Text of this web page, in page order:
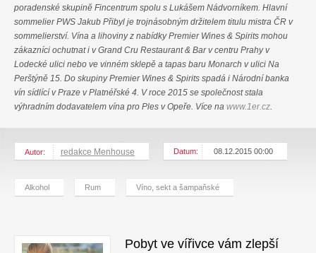
poradenské skupině Fincentrum spolu s Lukášem Nádvorníkem. Hlavní
sommelier PWS Jakub Přibyl je trojnásobným držitelem titulu mistra ČR v
sommelierství. Vína a lihoviny z nabídky Premier Wines & Spirits mohou
zákazníci ochutnat i v Grand Cru Restaurant & Bar v centru Prahy v
Lodecké ulici nebo ve vinném sklepě a tapas baru Monarch v ulici Na
Perštýně 15. Do skupiny Premier Wines & Spirits spadá i Národní banka
vín sídlící v Praze v Platnéřské 4. V roce 2015 se společnost stala
výhradním dodavatelem vína pro Ples v Opeře. Více na www.1er.cz
Autor: redakce Menhouse Datum: 08.12.2015 00:00
Alkohol Rum Víno, sekt a šampaňské
Pobyt ve vířivce vám zlepší